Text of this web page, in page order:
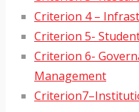
Criterion 4 –
Criterion 5-
Criterion 6-
Management